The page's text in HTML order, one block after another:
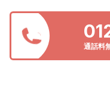
通話料